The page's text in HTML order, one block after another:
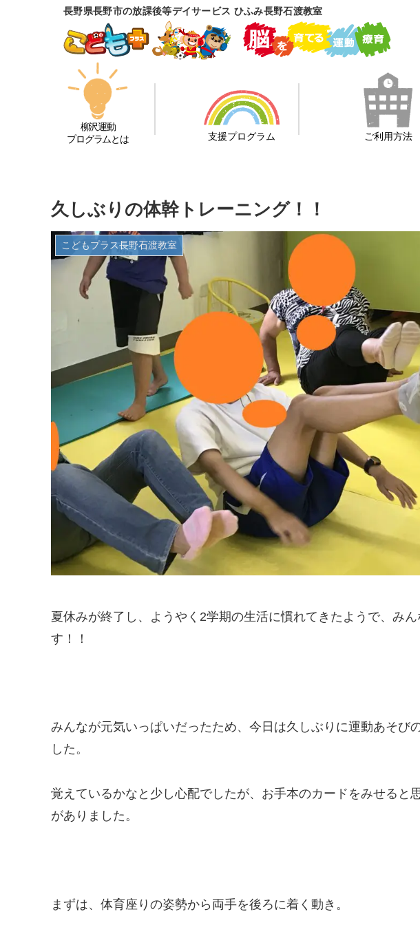
長野県長野市の放課後等デイサービス ひふみ長野石渡教室
柳沢運動
プログラムとは
支援プログラム ご利用方法
久しぶりの体幹トレーニング！！
こどもプラス長野石渡教室
夏休みが終了し、ようやく2学期の生活に慣れてきたようで、み
す！！
みんなが元気いっぱいだったため、今日は久しぶりに運動あそび
した。
覚えているかなと少し心配でしたが、お手本のカードをみせると
がありました。
まずは、体育座りの姿勢から両手を後ろに着く動き。